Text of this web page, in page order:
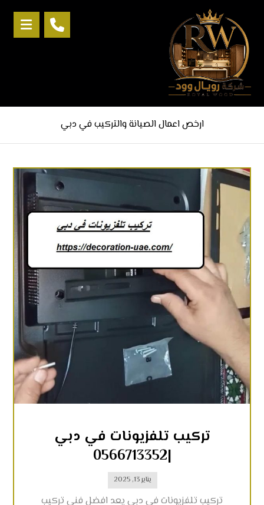
ارخص اعمال الصيانة والتركيب في دبي
تركيب تلفزيونات في دبي
|0566713352
يناير 13, 2025
تركيب تلفزيونات في دبي يعد افضل فني تركيب